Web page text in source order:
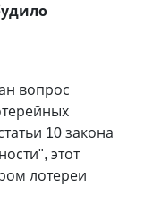
вопрос
10 закона
этот
лотереи